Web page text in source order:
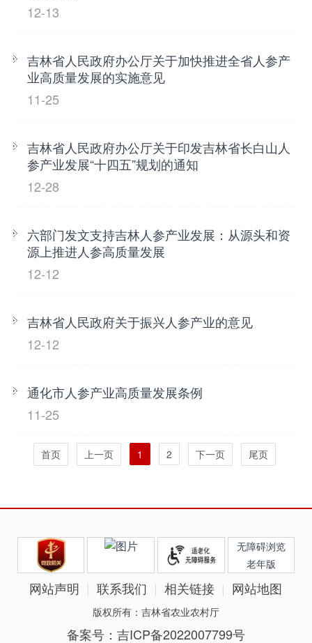
12-13
吉林省人民政府办公厅关于加快推进全省人参产
业高质量发展的实施意见
11-25
吉林省人民政府办公厅关于印发吉林省长白山人
参产业发展“十四五”规划的通知
12-28
六部门发文支持吉林人参产业发展：从源头和资
源上推进人参高质量发展
12-12
吉林省人民政府关于振兴人参产业的意见
12-12
通化市人参产业高质量发展条例
11-25
首页 上一页 1 2 下一页 尾页
无障碍浏览
老年版
网站声明 联系我们 相关链接 网站地图
版权所有：吉林省农业农村厅
备案号：吉ICP备2022007799号